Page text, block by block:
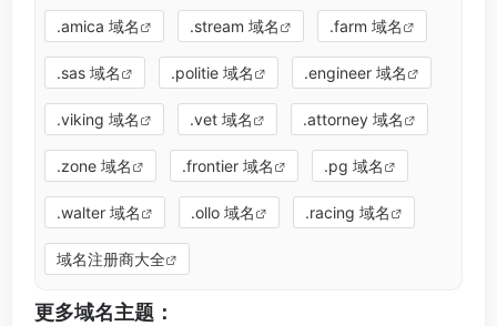
.amica 域名 .stream 域名 .farm 域名
.sas 域名 .politie 域名 .engineer 域名
.viking 域名 .vet 域名 .attorney 域名
.zone 域名 .frontier 域名 .pg 域名
.walter 域名 .ollo 域名 .racing 域名
域名注册商大全
更多域名主题：